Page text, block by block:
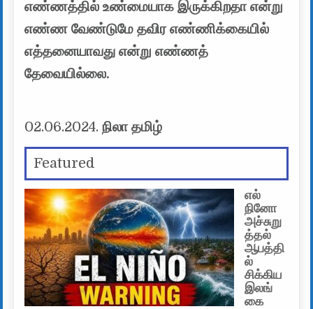
எண்ணத்தில் உண்மையாக இருக்கிறதா என்று
எண்ண வேண்டுமே தவிர எண்ணிக்கையில்
எத்தனையாவது என்று எண்ணத்
தேவையில்லை.
02.06.2024.நிலா தமிழ்
Featured
எல்
நினோ
அச்சுறு
த்தல்
ஆபத்தி
ல்
சிக்கிய
இலங்
கை